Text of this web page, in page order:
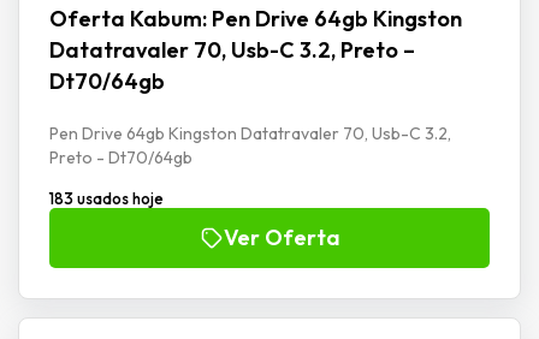
Oferta Kabum: Pen Drive 64gb Kingston
Datatravaler 70, Usb-C 3.2, Preto –
Dt70/64gb
Pen Drive 64gb Kingston Datatravaler 70, Usb-C 3.2,
Preto - Dt70/64gb
183 usados hoje
Ver Oferta